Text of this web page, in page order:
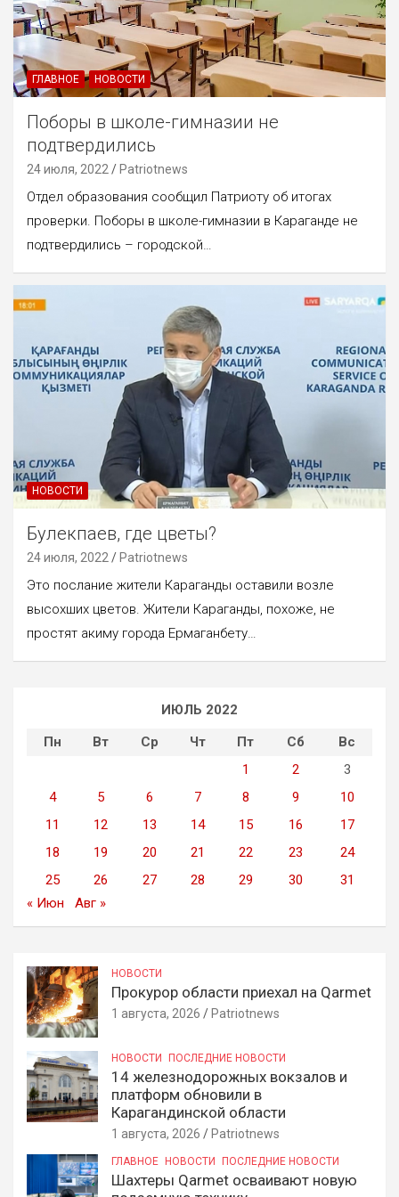
ГЛАВНОЕ НОВОСТИ
Поборы в школе-гимназии не
подтвердились
24 июля, 2022 Patriotnews
Отдел образования сообщил Патриоту об итогах
проверки. Поборы в школе-гимназии в Караганде не
подтвердились – городской…
НОВОСТИ
Булекпаев, где цветы?
24 июля, 2022 Patriotnews
Это послание жители Караганды оставили возле
высохших цветов. Жители Караганды, похоже, не
простят акиму города Ермаганбету…
ИЮЛЬ 2022
Пн
Вт Ср Чт Пт Сб
Вс
1
2
3
4
5 6 7 8 9
10
11
12 13 14 15 16
17
18
19 20 21 22 23
24
25
26 27 28 29 30
31
« Июн
Авг »
НОВОСТИ
Прокурор области приехал на Qarmet
1 августа, 2026 Patriotnews
НОВОСТИ ПОСЛЕДНИЕ НОВОСТИ
14 железнодорожных вокзалов и
платформ обновили в
Карагандинской области
1 августа, 2026 Patriotnews
ГЛАВНОЕ НОВОСТИ ПОСЛЕДНИЕ НОВОСТИ
Шахтеры Qarmet осваивают новую